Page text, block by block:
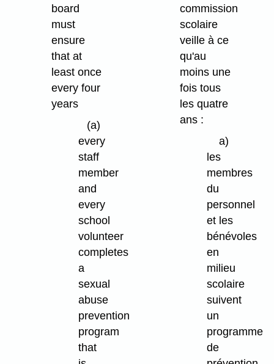
board
must
ensure
that at
least once
every four
years
(a)
every
staff
member
and
every
school
volunteer
completes
a
sexual
abuse
prevention
program
that
commission
scolaire
veille à ce
qu'au
moins une
fois tous
les quatre
ans :
a)
les
membres
du
personnel
et les
bénévoles
en
milieu
scolaire
suivent
un
programme
de